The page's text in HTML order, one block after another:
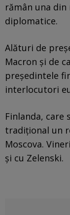
rămân una
diplomatice.
Alături de
Macron şi de
preşedintele
interlocutori
Finlanda, care
tradiţional un
Moscova.
şi cu Zelenski.